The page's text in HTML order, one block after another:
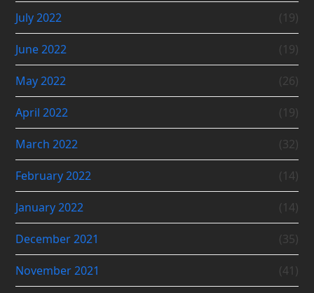
July 2022 (19)
June 2022 (19)
May 2022 (26)
April 2022 (19)
March 2022 (32)
February 2022 (14)
January 2022 (14)
December 2021 (35)
November 2021 (41)